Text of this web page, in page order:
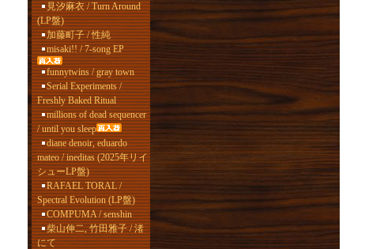
見汐麻衣 / Turn Around
(LP盤)
加藤町子 / 性純
misaki!! / 7-song EP
funnytwins / gray town
Serial Experiments /
Freshly Baked Ritual
millions of dead sequencer
/ until you sleep
diane denoir, eduardo
mateo / ineditas (2025年リイ
シューLP盤)
RAFAEL TORAL /
Spectral Evolution (LP盤)
COMPUMA / senshin
柴山伸二, 竹田雅子 / 渚
にて